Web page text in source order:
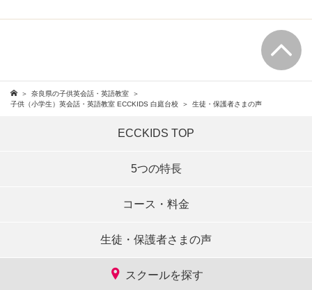
奈良県の子供英会話・英語教室
子供（小学生）英会話・英語教室 ECCKIDS 白庭台校
生徒・保護者さまの声
ECCKIDS TOP
5つの特長
コース・料金
生徒・保護者さまの声
スクールを探す